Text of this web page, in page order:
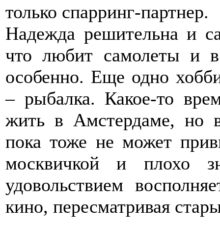
только спарринг-партнер.
Надежда решительна и
что любит самолеты и в
особенно. Еще одно
– рыбалка. Какое-то
жить в Амстердаме, но
пока тоже не может
москвичкой и плохо
удовольствием
кино, пересматривая